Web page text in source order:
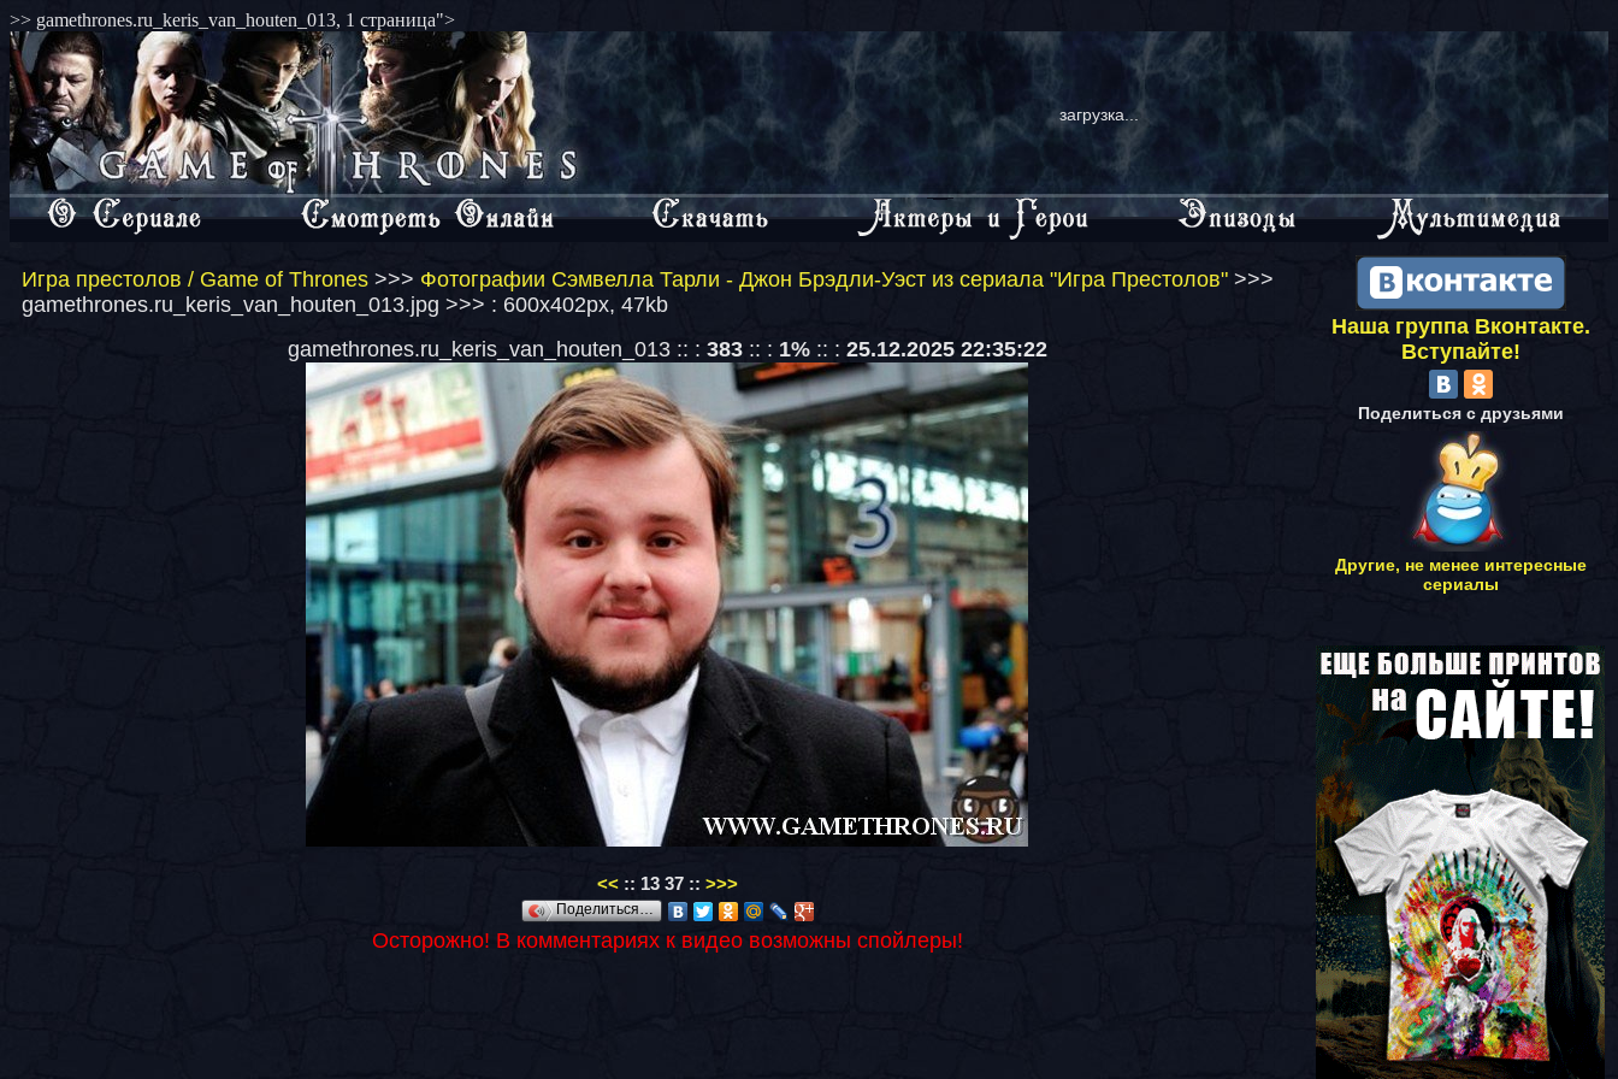
>> gamethrones.ru_keris_van_houten_013, 1 страница">
загрузка...
Игра престолов / Game of Thrones >>> Фотографии Сэмвелла Тарли - Джон Брэдли-Уэст из сериала "Игра Престолов" >>>
gamethrones.ru_keris_van_houten_013.jpg >>> : 600x402px, 47kb
gamethrones.ru_keris_van_houten_013 :: : 383:: : 1%:: : 25.12.2025 22:35:22
<< :: 13 37 :: >>>
Поделиться…
Осторожно! В комментариях к видео возможны спойлеры!
Наша группа Вконтакте.
Вступайте!
Поделиться с друзьями
Другие, не менее интересные
сериалы